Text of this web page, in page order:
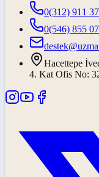
0(312) 911
0(546) 855
Hacettepe
4. Kat Ofis No: